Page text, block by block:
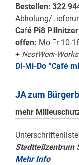
Bestellen: 322 94
Abholung/
Café Pi8
offen: Mo-Fr 10-
+ NestWerk-
Di-Mi-Do “Café
JA zum
mehr
Stadtteilzentrum
Mehr Info